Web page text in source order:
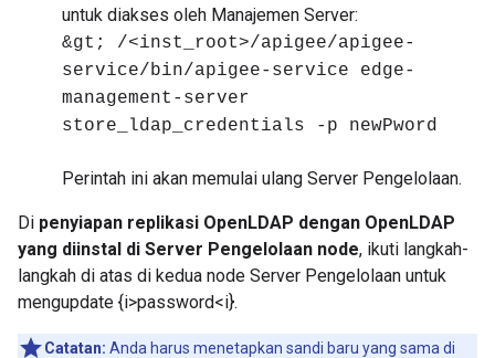
untuk diakses oleh Manajemen Server:
&gt; /<inst_root>/apigee/apigee-
service/bin/apigee-service edge-
management-server
store_ldap_credentials -p newPword
Perintah ini akan memulai ulang Server Pengelolaan.
Di penyiapan replikasi OpenLDAP dengan OpenLDAP
yang diinstal di Server Pengelolaan node, ikuti langkah-
langkah di atas di kedua node Server Pengelolaan untuk
mengupdate {i>password<i}.
Catatan: Anda harus menetapkan sandi baru yang sama di